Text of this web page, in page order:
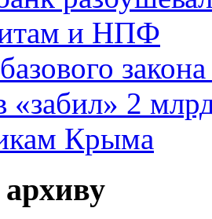
и НПФ
«забил» 2
Крыма